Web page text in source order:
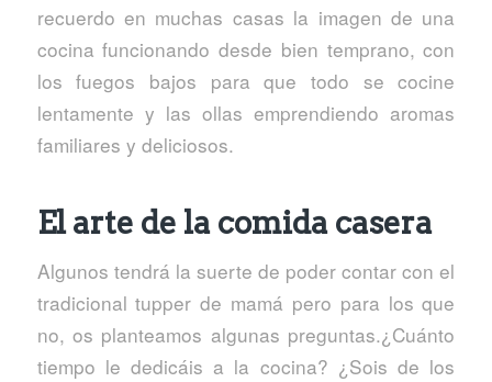
recuerdo en muchas casas la imagen de una
cocina funcionando desde bien temprano, con
los fuegos bajos para que todo se cocine
lentamente y las ollas emprendiendo aromas
familiares y deliciosos.
El arte de la comida casera
Algunos tendrá la suerte de poder contar con el
tradicional tupper de mamá pero para los que
no, os planteamos algunas preguntas.¿Cuánto
tiempo le dedicáis a la cocina? ¿Sois de los